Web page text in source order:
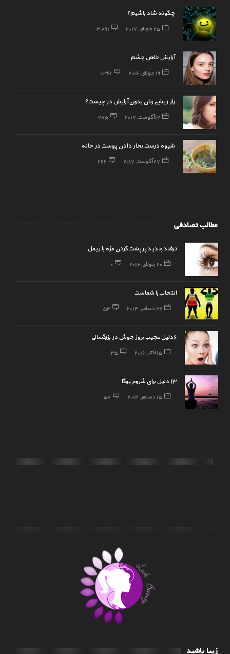
چگونه شاد باشیم؟
25 جولای, 2017 3,891
آرایش خاص چشم
19 جولای, 2016 1,361
راز زیبایی زنان بدون آرایش در چیست؟
12 آگوست, 2017 285
شیوه درست بخار دادن پوست در خانه
27 آگوست, 2017 262
مطالب تصادفی
ترفند جدید پرپشت کردن مژه با ریمل
20 جولای, 2016 0
انتخاب با شماست
22 دسامبر, 2014 53
6دلیل عجیب بروز جوش در بزرگسالی
15 اکتبر, 2016 35
۱۳ دلیل برای شروع یوگا
15 دسامبر, 2014 57
زیبا باشید